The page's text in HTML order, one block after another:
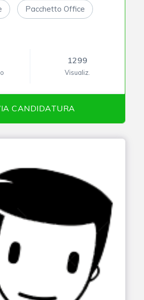
Pacchetto Office
1299
Visualiz.
CANDIDATURA